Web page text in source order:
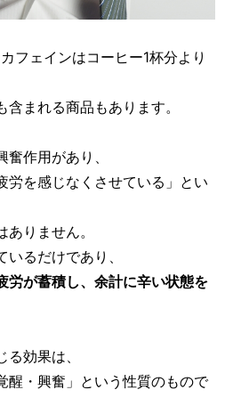
フェインはコーヒー1杯分より
まれる商品もあります。
作用があり、
労を感じなくさせている」とい
りません。
いるだけであり、
労が蓄積し、余計に辛い状態を
効果は、
醒・興奮」という性質のもので